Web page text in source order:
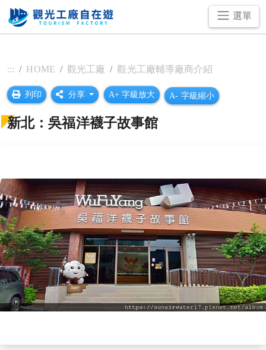
到
主
區
選單
::: HOME 觀光工廠 觀光工廠輔導廠商介紹
列印 分享 A+ 字級放大 A- 字級縮小
新北：吳福洋襪子故事館